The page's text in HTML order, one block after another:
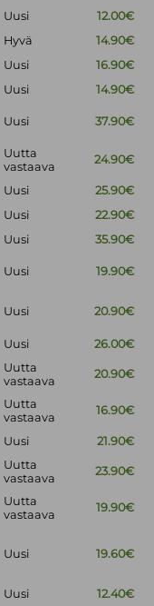
Uusi
12.00€
Hyvä
14.90€
Uusi
16.90€
Uusi
14.90€
Uusi 37.90€
Uutta
vastaava
24.90€
Uusi
25.90€
Uusi
22.90€
Uusi
35.90€
Uusi 19.90€
Uusi 20.90€
Uusi 26.00€
Uutta
vastaava
20.90€
Uutta
vastaava
16.90€
Uusi 21.90€
Uutta
vastaava
23.90€
Uutta
vastaava
19.90€
Uusi 19.60€
Uusi
12.40€